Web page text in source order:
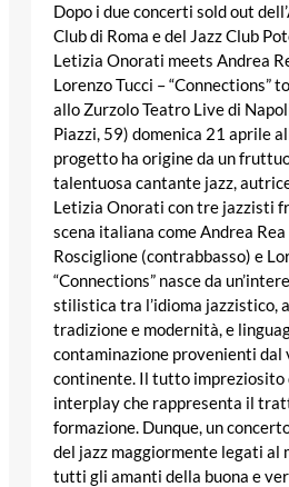
Dopo i due concerti sold out
Club di Roma e del Jazz Club
Letizia Onorati meets Andrea
Lorenzo Tucci – “Connections”
allo Zurzolo Teatro Live di
Piazzi, 59) domenica 21 aprile
progetto ha origine da un
talentuosa cantante jazz,
Letizia Onorati con tre jazzisti
scena italiana come Andrea
Rosciglione (contrabbasso) e
“Connections” nasce da
stilistica tra l’idioma jazzistico,
tradizione e modernità, e
contaminazione provenienti dal
continente. Il tutto impreziosito
interplay che rappresenta il
formazione. Dunque, un
del jazz maggiormente legati al
tutti gli amanti della buona e